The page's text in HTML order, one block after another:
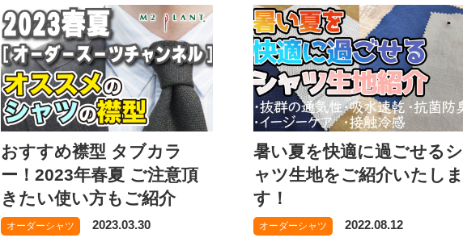
おすすめ襟型 タブカラ
ー！2023年春夏 ご注意頂
きたい使い方もご紹介
オーダーシャツ
2023.03.30
暑い夏を快適に過ごせるシ
ャツ生地をご紹介いたしま
す！
オーダーシャツ
2022.08.12